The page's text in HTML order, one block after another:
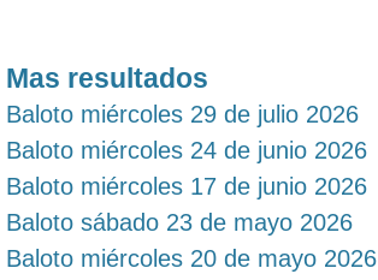
Mas resultados
Baloto miércoles 29 de julio 2026
Baloto miércoles 24 de junio 2026
Baloto miércoles 17 de junio 2026
Baloto sábado 23 de mayo 2026
Baloto miércoles 20 de mayo 2026